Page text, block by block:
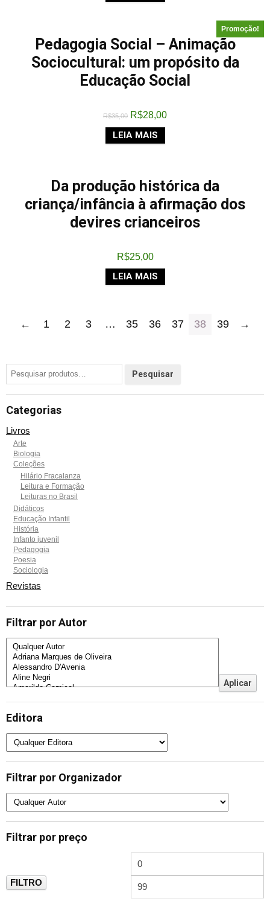
Promoção!
Pedagogia Social – Animação
Sociocultural: um propósito da
Educação Social
R$35,00 R$28,00
LEIA MAIS
Da produção histórica da
criança/infância à afirmação dos
devires crianceiros
R$25,00
LEIA MAIS
← 1 2 3 … 35 36 37 38 39 →
Categorias
Livros
Arte
Biologia
Coleções
Hilário Fracalanza
Leitura e Formação
Leituras no Brasil
Didáticos
Educação Infantil
História
Infanto juvenil
Pedagogia
Poesia
Sociologia
Revistas
Filtrar por Autor
Editora
Filtrar por Organizador
Filtrar por preço
FILTRO